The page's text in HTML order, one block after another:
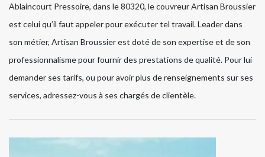
Ablaincourt Pressoire, dans le 80320, le couvreur Artisan Broussier
est celui qu’il faut appeler pour exécuter tel travail. Leader dans
son métier, Artisan Broussier est doté de son expertise et de son
professionnalisme pour fournir des prestations de qualité. Pour lui
demander ses tarifs, ou pour avoir plus de renseignements sur ses
services, adressez-vous à ses chargés de clientèle.